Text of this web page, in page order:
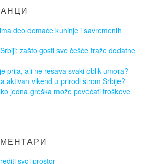
deo domaće kuhinje i savremenih
zašto gosti sve češće traže dodatne
prija, ali ne rešava svaki oblik umora?
aktivan vikend u prirodi širom Srbije?
jedna greška može povećati troškove
svoj prostor